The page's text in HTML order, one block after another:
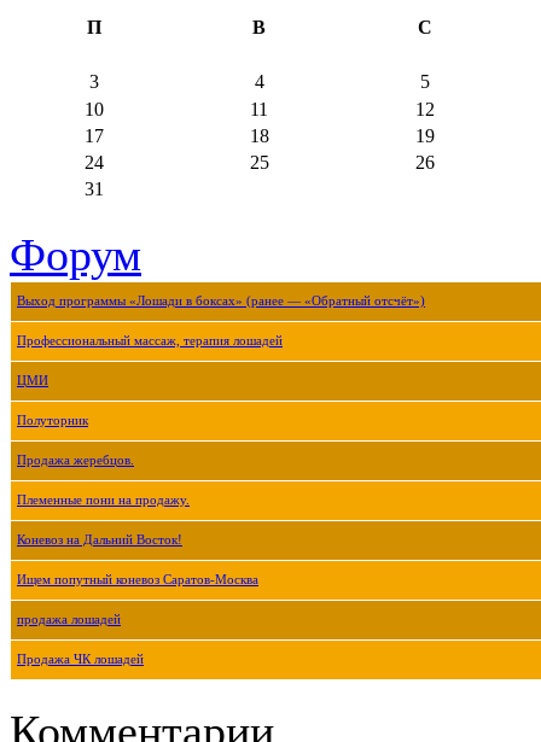
П В С
3 4
5
10
11
12
17
18
19
24
25
26
31
Форум
Выход программы «Лошади в боксах» (ранее — «Обратный отсчёт»)
Профессиональный массаж, терапия лошадей
ЦМИ
Полуторник
Продажа жеребцов.
Племенные пони на продажу.
Коневоз на Дальний Восток!
Ищем попутный коневоз Саратов-Москва
продажа лошадей
Продажа ЧК лошадей
Комментарии